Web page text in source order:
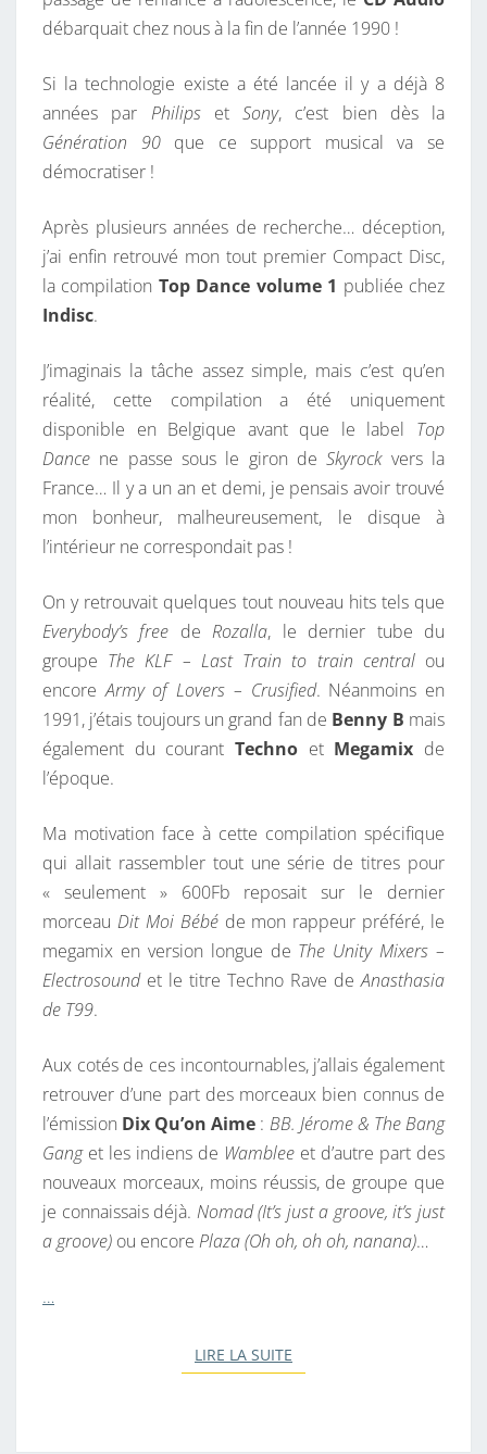
O
P
A
C
I
S
C
débarquait chez nous à la fin de l’année 1990 !
Si la technologie existe a été lancée il y a déjà 8
années par Philipset Sony, c’est bien dès la
Génération 90que ce support musical va se
démocratiser !
Après plusieurs années de recherche… déception,
j’ai enfin retrouvé mon tout premier Compact Disc,
la compilation Top Dance volume 1 publiée chez
Indisc.
J’imaginais la tâche assez simple, mais c’est qu’en
réalité, cette compilation a été uniquement
disponible en Belgique avant que le label Top
Dance ne passe sous le giron deSkyrockvers la
France… Il y a un an et demi, je pensais avoir trouvé
mon bonheur, malheureusement, le disque à
l’intérieur ne correspondait pas !
On y retrouvait quelques tout nouveau hits tels que
Everybody’s free deRozalla, le dernier tube du
groupe The KLF – Last Train to train centralou
encoreArmy of Lovers – Crusified. Néanmoins en
1991, j’étais toujours un grand fan de Benny B mais
également du courant Techno et Megamix de
l’époque.
Ma motivation face à cette compilation spécifique
qui allait rassembler tout une série de titres pour
« seulement » 600Fb reposait sur le dernier
morceau Dit Moi Bébéde mon rappeur préféré, le
megamix en version longue de The Unity Mixers –
Electrosoundet le titre Techno Rave deAnasthasia
de T99.
Aux cotés de ces incontournables, j’allais également
retrouver d’une part des morceaux bien connus de
l’émission Dix Qu’on Aime : BB. Jérome & The Bang
Ganget les indiens de Wamblee et d’autre part des
nouveaux morceaux, moins réussis, de groupe que
je connaissais déjà. Nomad (It’s just a groove, it’s just
a groove) ou encore Plaza (Oh oh, oh oh, nanana)…
…
LIRE LA SUITE